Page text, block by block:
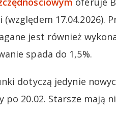
17.04.2026).
jest również
spada do 1,5%.
dotyczą jedynie
po 20.02. Starsze mają